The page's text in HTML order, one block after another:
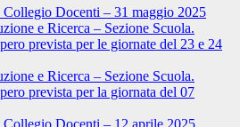
Collegio Docenti – 31 maggio 2025
e Ricerca – Sezione Scuola.
prevista per le giornate del 23 e 24
e Ricerca – Sezione Scuola.
prevista per la giornata del 07